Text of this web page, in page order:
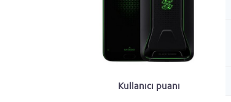
Kullanıcı puanı